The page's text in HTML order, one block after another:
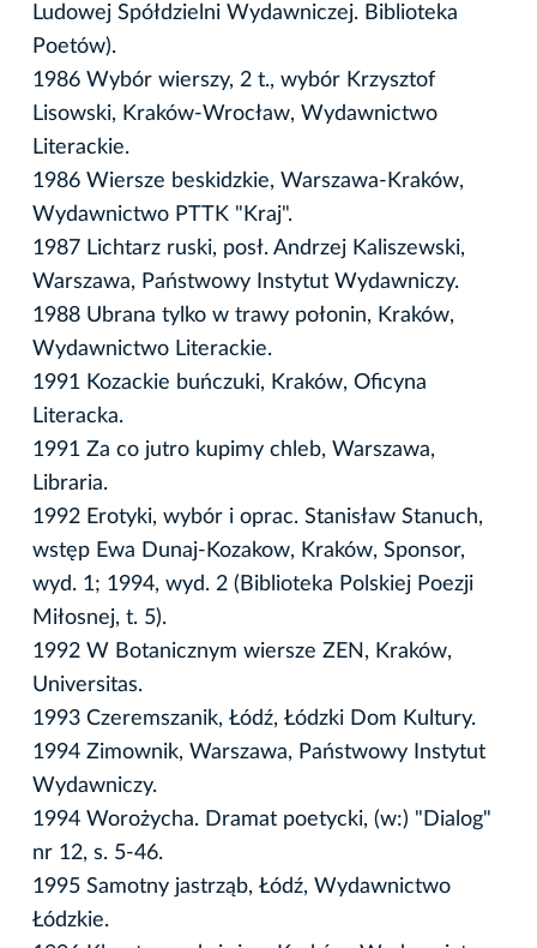
Ludowej Spółdzielni Wydawniczej. Biblioteka
Poetów).
1986 Wybór wierszy, 2 t., wybór Krzysztof
Lisowski, Kraków-Wrocław, Wydawnictwo
Literackie.
1986 Wiersze beskidzkie, Warszawa-Kraków,
Wydawnictwo PTTK "Kraj".
1987 Lichtarz ruski, posł. Andrzej Kaliszewski,
Warszawa, Państwowy Instytut Wydawniczy.
1988 Ubrana tylko w trawy połonin, Kraków,
Wydawnictwo Literackie.
1991 Kozackie buńczuki, Kraków, Oficyna
Literacka.
1991 Za co jutro kupimy chleb, Warszawa,
Libraria.
1992 Erotyki, wybór i oprac. Stanisław Stanuch,
wstęp Ewa Dunaj-Kozakow, Kraków, Sponsor,
wyd. 1; 1994, wyd. 2 (Biblioteka Polskiej Poezji
Miłosnej, t. 5).
1992 W Botanicznym wiersze ZEN, Kraków,
Universitas.
1993 Czeremszanik, Łódź, Łódzki Dom Kultury.
1994 Zimownik, Warszawa, Państwowy Instytut
Wydawniczy.
1994 Worożycha. Dramat poetycki, (w:) "Dialog"
nr 12, s. 5-46.
1995 Samotny jastrząb, Łódź, Wydawnictwo
Łódzkie.